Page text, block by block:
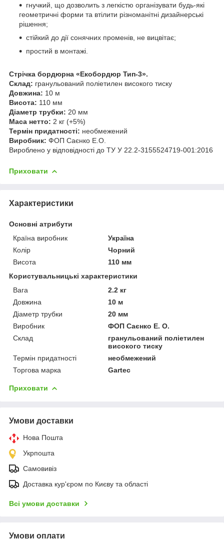
гнучкий, що дозволить з легкістю організувати будь-які
геометричні форми та втілити різноманітні дизайнерські
рішення;
стійкий до дії сонячних променів, не вицвітає;
простий в монтажі.
Стрічка бордюрна «Екобордюр Тип-3».
Склад: гранульований поліетилен високого тиску
Довжина: 10 м
Висота: 110 мм
Діаметр трубки: 20 мм
Маса нетто: 2 кг (+5%)
Термін придатності: необмежений
Виробник: ФОП Саєнко Е.О.
Вироблено у відповідності до ТУ У 22.2-3155524719-001:2016
Приховати
Характеристики
Основні атрибути
Країна виробник
Україна
Колір
Чорний
Висота
110 мм
Користувальницькі характеристики
Вага
2.2 кг
Довжина
10 м
Діаметр трубки
20 мм
Виробник
ФОП Саєнко Е. О.
Склад
гранульований поліетилен
високого тиску
Термін придатності
необмежений
Торгова марка
Gartec
Приховати
Умови доставки
Нова Пошта
Укрпошта
Самовивіз
Доставка кур'єром по Києву та області
Всі умови доставки
Умови оплати